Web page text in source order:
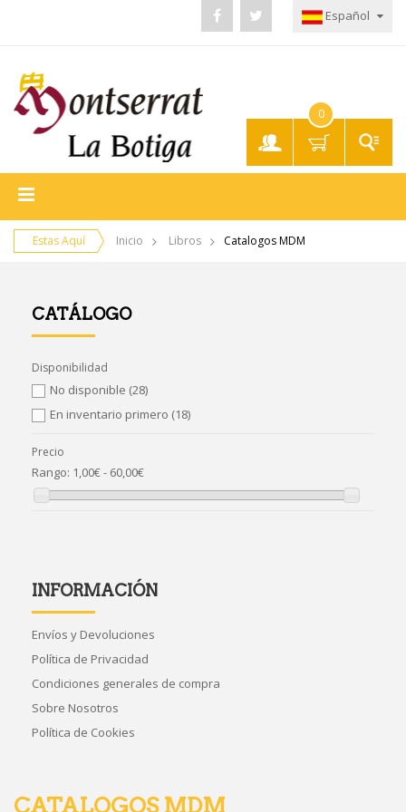
Cuenta
Español
0
Estas Aquí Inicio Libros Catalogos MDM
CATÁLOGO
Disponibilidad
No disponible (28)
En inventario primero (18)
Precio
Rango: 1,00€ - 60,00€
INFORMACIÓN
Envíos y Devoluciones
Política de Privacidad
Condiciones generales de compra
Sobre Nosotros
Política de Cookies
CATALOGOS MDM